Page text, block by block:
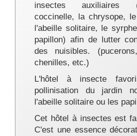
insectes auxiliaires
coccinelle, la chrysope,
l'abeille solitaire, le
papillon) afin de lutter
des nuisibles.
chenilles, etc.)
L'hôtel à insecte
pollinisation du jardin
l'abeille solitaire ou les
Cet hôtel à insectes est
C'est une essence